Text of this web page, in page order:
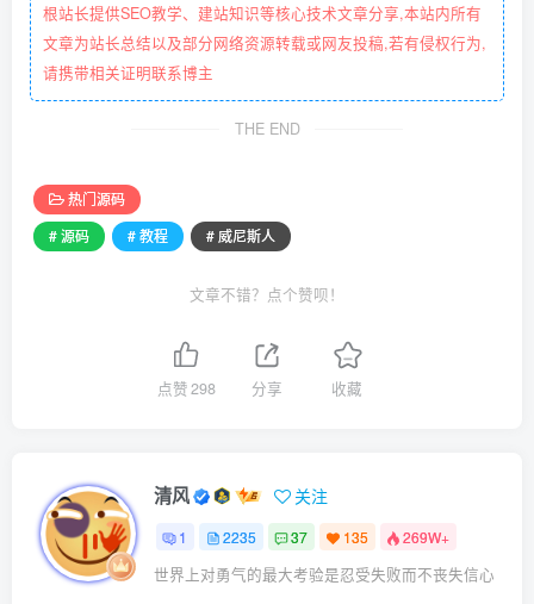
根站长提供SEO教学、建站知识等核心技术文章分享,本站内所有
文章为站长总结以及部分网络资源转载或网友投稿,若有侵权行为,
请携带相关证明联系博主
THE END
热门源码
# 源码
# 教程 # 威尼斯人
文章不错？点个赞呗！
点赞298 分享 收藏
清风 关注
1 2235 37 135 269W+
世界上对勇气的最大考验是忍受失败而不丧失信心